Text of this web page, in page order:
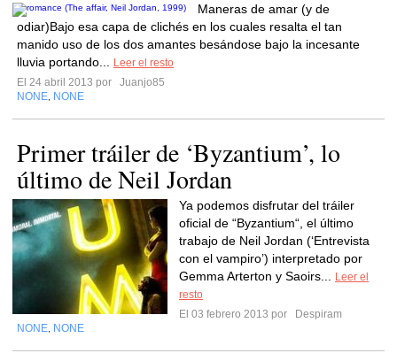
Maneras de amar (y de
odiar)Bajo esa capa de clichés en los cuales resalta el tan
manido uso de los dos amantes besándose bajo la incesante
lluvia portando...
Leer el resto
El 24 abril 2013 por
Juanjo85
NONE NONE
Primer tráiler de ‘Byzantium’, lo
último de Neil Jordan
Ya podemos disfrutar del tráiler
oficial de “Byzantium“, el último
trabajo de Neil Jordan (‘Entrevista
con el vampiro’) interpretado por
Gemma Arterton y Saoirs...
Leer el
resto
El 03 febrero 2013 por
Despiram
NONE NONE